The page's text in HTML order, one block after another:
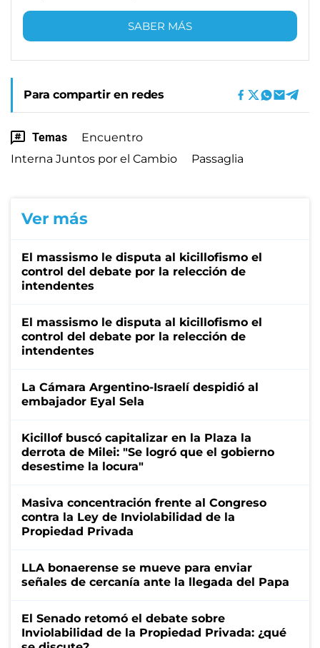
SABER MÁS
Para compartir en redes
Temas
Encuentro
Interna Juntos por el Cambio
Passaglia
Ver más
El massismo le disputa al kicillofismo el
control del debate por la relección de
intendentes
El massismo le disputa al kicillofismo el
control del debate por la relección de
intendentes
La Cámara Argentino-Israelí despidió al
embajador Eyal Sela
Kicillof buscó capitalizar en la Plaza la
derrota de Milei: "Se logró que el gobierno
desestime la locura"
Masiva concentración frente al Congreso
contra la Ley de Inviolabilidad de la
Propiedad Privada
LLA bonaerense se mueve para enviar
señales de cercanía ante la llegada del Papa
El Senado retomó el debate sobre
Inviolabilidad de la Propiedad Privada: ¿qué